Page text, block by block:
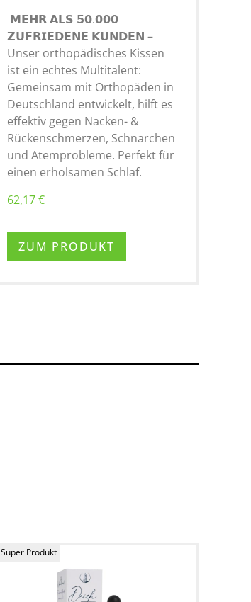
𝗠𝗘𝗛𝗥 𝗔𝗟𝗦 𝟱𝟬.𝟬𝟬𝟬
𝗭𝗨𝗙𝗥𝗜𝗘𝗗𝗘𝗡𝗘 𝗞𝗨𝗡𝗗𝗘𝗡 –
Unser orthopädisches Kissen
ist ein echtes Multitalent:
Gemeinsam mit Orthopäden in
Deutschland entwickelt, hilft es
effektiv gegen Nacken- &
Rückenschmerzen, Schnarchen
und Atemprobleme. Perfekt für
einen erholsamen Schlaf.
62,17 €
ZUM PRODUKT
Super Produkt